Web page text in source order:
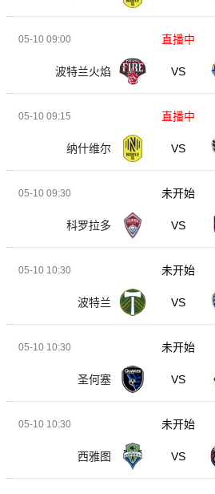
05-10 09:00
波特兰火焰 VS
直播中
05-10 09:15
纳什维尔 VS
直播中
05-10 09:30
科罗拉多 VS
未开始
05-10 10:30
波特兰 VS
未开始
05-10 10:30
圣何塞 VS
未开始
05-10 10:30
西雅图 VS
未开始